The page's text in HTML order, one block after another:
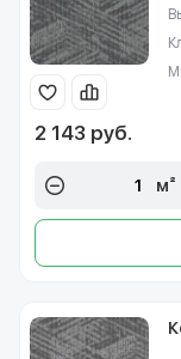
2 143 руб.
м²